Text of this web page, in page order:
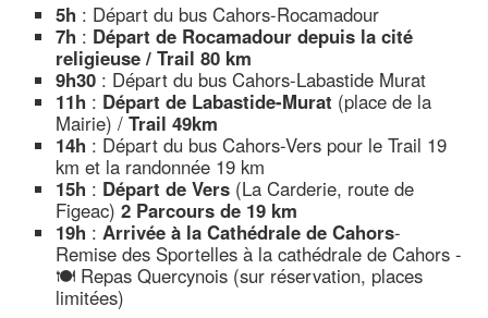
5h : Départ du bus Cahors-Rocamadour
7h : Départ de Rocamadour depuis la cité
religieuse / Trail 80 km
9h30 : Départ du bus Cahors-Labastide Murat
11h : Départ de Labastide-Murat (place de la
Mairie) / ​Trail 49km
14h : Départ du bus Cahors-Vers pour le Trail 19
km et la randonnée 19 km
15h : Départ de Vers (La Carderie, route de
Figeac) 2 Parcours de 19 km
19h : Arrivée à la Cathédrale de Cahors-
Remise des Sportelles à la cathédrale de Cahors -
🍽 Repas Quercynois (sur réservation, places
limitées)